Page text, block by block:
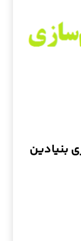
بنیادین